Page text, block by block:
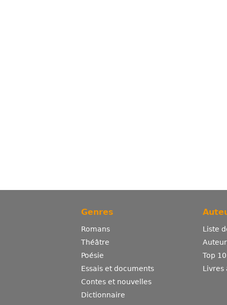
Genres
Romans
Théâtre
Poésie
Essais et documents
Contes et nouvelles
Dictionnaire
Liste
Top
Livres